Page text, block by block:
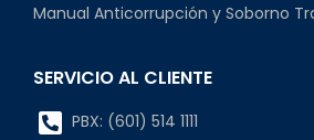
Manual Anticorrupción y Soborno
SERVICIO AL CLIENTE
PBX: (601) 514 1111